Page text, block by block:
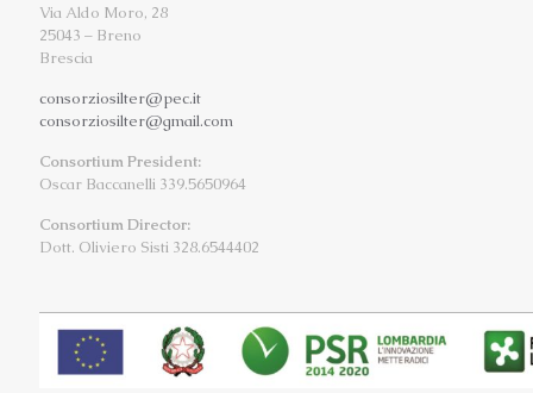
Via Aldo Moro, 28
25043 – Breno
Brescia
consorziosilter@pec.it
consorziosilter@gmail.com
Consortium President:
Oscar Baccanelli 339.5650964
Consortium Director:
Dott. Oliviero Sisti 328.6544402